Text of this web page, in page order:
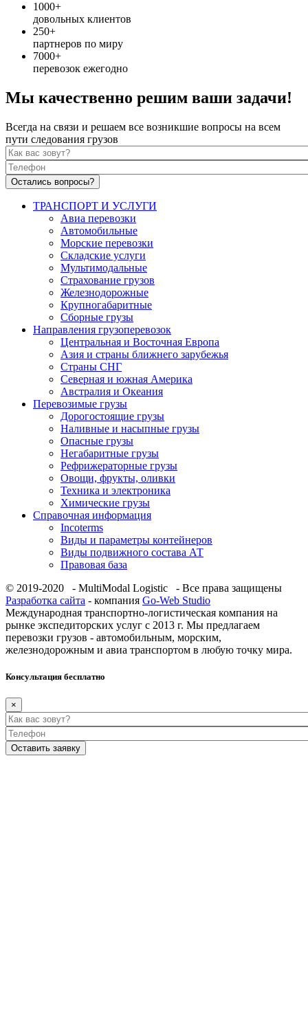
1000+
довольных клиентов
250+
партнеров по миру
7000+
перевозок ежегодно
Мы качественно решим ваши задачи!
Всегда на связи и решаем все возникшие вопросы на всем
пути следования грузов
Как вас зовут?
Телефон
ТРАНСПОРТ И УСЛУГИ
Авиа перевозки
Автомобильные
Морские перевозки
Складские услуги
Мультимодальные
Страхование грузов
Железнодорожные
Крупногабаритные
Сборные грузы
Направления грузоперевозок
Центральная и Восточная Европа
Азия и страны ближнего зарубежья
Страны СНГ
Северная и южная Америка
Австралия и Океания
Перевозимые грузы
Дорогостоящие грузы
Наливные и насыпные грузы
Опасные грузы
Негабаритные грузы
Рефрижераторные грузы
Овощи, фрукты, оливки
Техника и электроника
Химические грузы
Справочная информация
Incoterms
Виды и параметры контейнеров
Виды подвижного состава АТ
Правовая база
© 2019-2020 - MultiModal Logistic - Все права защищены
Разработка сайта - компания Go-Web Studio
Международная транспортно-логистическая компания на
рынке экспедиторских услуг с 2013 г. Мы предлагаем
перевозки грузов - автомобильным, морским,
железнодорожным и авиа транспортом в любую точку мира.
Консультация бесплатно
×
Как вас зовут?
Телефон